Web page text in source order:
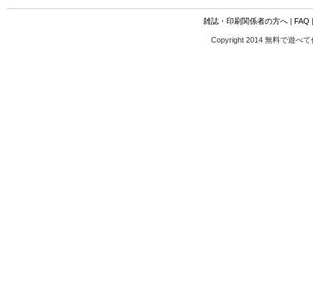
雑誌・印刷関係者の方へ| FAQ
Copyright 2014 無料で遊べ